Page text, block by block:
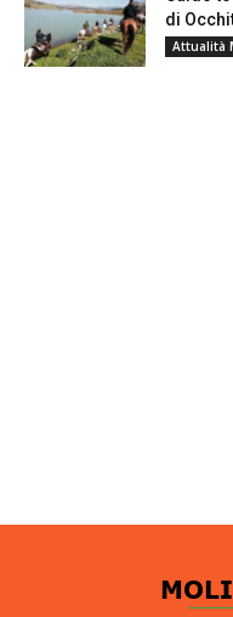
di
Attualità